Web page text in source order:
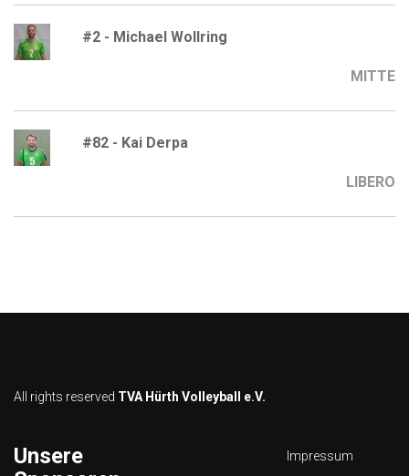
#2 - Michael Wollring
MITTE
#82 - Kai Derpa
LIBERO
All rights reserved TVA Hürth Volleyball e.V.
Unsere
Impressum